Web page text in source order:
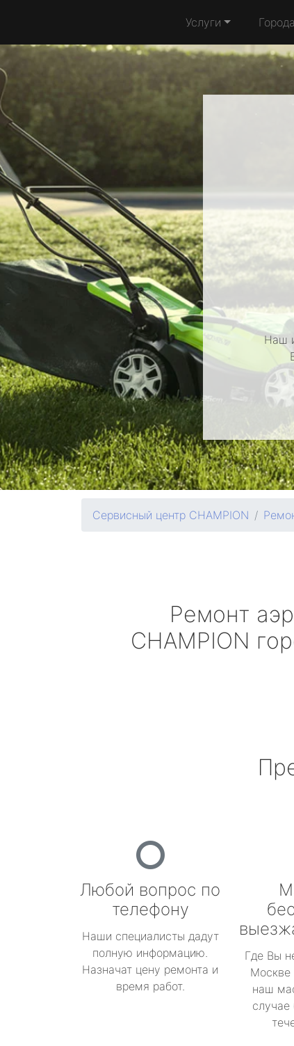
Услуги Города
Наш
Сервисный центр CHAMPION
Ремонт
CHAMPION
Любой вопрос по
телефону
Наши специалисты дадут
полную информацию.
Назначат цену ремонта и
время работ.
Где Вы
Москве
наш
случае